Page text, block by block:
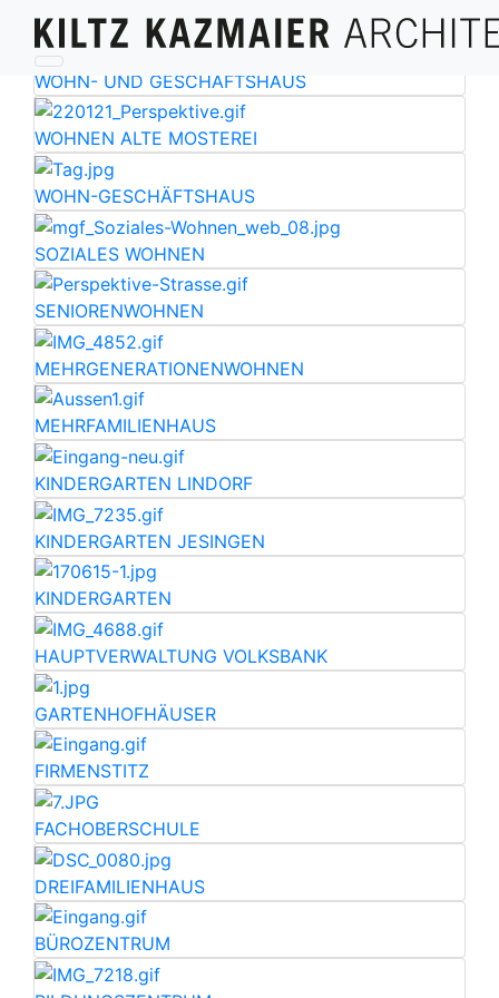
WOHN- UND GESCHÄFTSHAUS
WOHNEN ALTE MOSTEREI
WOHN-GESCHÄFTSHAUS
SOZIALES WOHNEN
SENIORENWOHNEN
MEHRGENERATIONENWOHNEN
MEHRFAMILIENHAUS
KINDERGARTEN LINDORF
KINDERGARTEN JESINGEN
KINDERGARTEN
HAUPTVERWALTUNG VOLKSBANK
GARTENHOFHÄUSER
FIRMENSTITZ
FACHOBERSCHULE
DREIFAMILIENHAUS
BÜROZENTRUM